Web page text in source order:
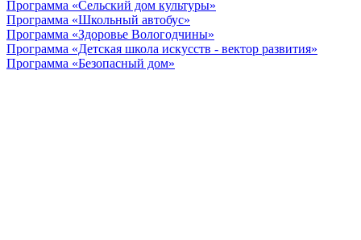
Программа «Сельский дом культуры»
Программа «Школьный автобус»
Программа «Здоровье Вологодчины»
Программа «Детская школа искусств - вектор развития»
Программа «Безопасный дом»